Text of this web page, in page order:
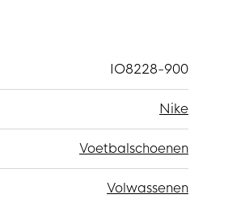
IO8228-900
Nike
Voetbalschoenen
Volwassenen